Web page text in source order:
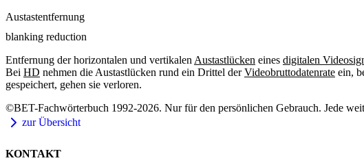
Austastentfernung
blanking reduction
Entfernung der horizontalen und vertikalen Austastlücken eines digitalen
Bei HD nehmen die Austastlücken rund ein Drittel derVideobruttodatenrate ein,
gespeichert, gehen sie verloren.
©BET-Fachwörterbuch 1992-2026. Nur für den persönlichen Gebrauch. Jede
zur Übersicht
KONTAKT